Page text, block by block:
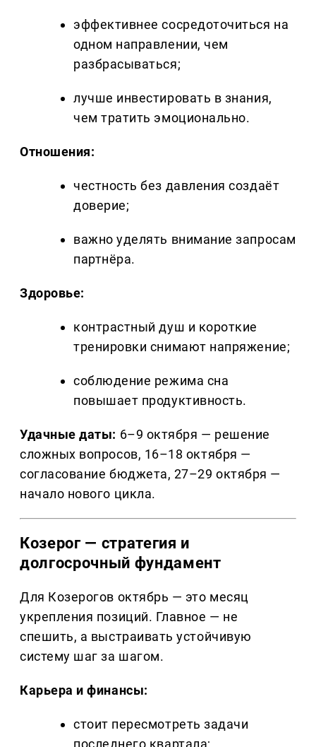
эффективнее сосредоточиться на
одном направлении, чем
разбрасываться;
лучше инвестировать в знания,
чем тратить эмоционально.
Отношения:
честность без давления создаёт
доверие;
важно уделять внимание запросам
партнёра.
Здоровье:
контрастный душ и короткие
тренировки снимают напряжение;
соблюдение режима сна
повышает продуктивность.
Удачные даты: 6–9 октября — решение
сложных вопросов, 16–18 октября —
согласование бюджета, 27–29 октября —
начало нового цикла.
Козерог — стратегия и
долгосрочный фундамент
Для Козерогов октябрь — это месяц
укрепления позиций. Главное — не
спешить, а выстраивать устойчивую
систему шаг за шагом.
Карьера и финансы:
стоит пересмотреть задачи
последнего квартала;